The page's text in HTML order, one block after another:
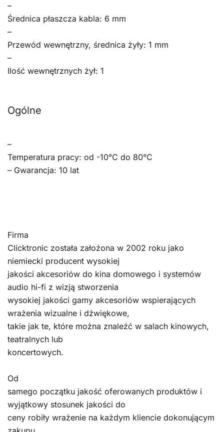
–
Średnica płaszcza kabla: 6 mm
–
Przewód wewnętrzny, średnica żyły: 1 mm
–
Ilość wewnętrznych żył: 1
Ogólne
–
Temperatura pracy: od -10°C do 80°C
– Gwarancja: 10 lat
Firma
Clicktronic została założona w 2002 roku jako
niemiecki producent wysokiej
jakości akcesoriów do kina domowego i systemów
audio hi-fi z wizją stworzenia
wysokiej jakości gamy akcesoriów wspierających
wrażenia wizualne i dźwiękowe,
takie jak te, które można znaleźć w salach kinowych,
teatralnych lub
koncertowych.
Od
samego początku jakość oferowanych produktów i
wyjątkowy stosunek jakości do
ceny robiły wrażenie na każdym kliencie dokonującym